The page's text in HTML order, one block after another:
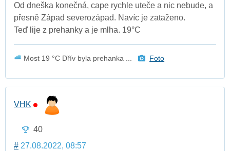
Od dneška konečná, cape rychle uteče a nic nebude, a
přesně Západ severozápad. Navíc je zataženo.
Teď lije z prehanky a je mlha. 19°C
Most 19 °C Dřív byla prehanka ... Foto
VHK
40
# 27.08.2022, 08:57